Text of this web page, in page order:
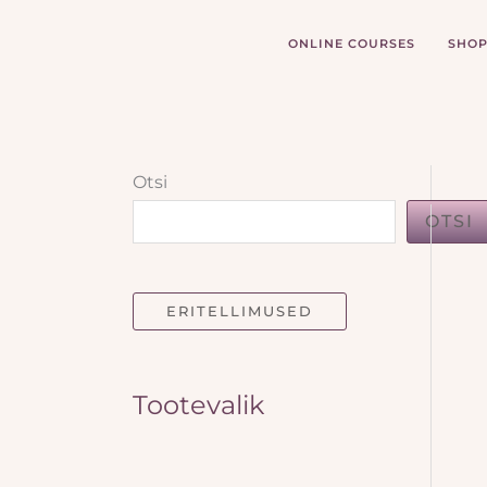
ONLINE COURSES SHOP
Otsi
OTSI
ERITELLIMUSED
Tootevalik